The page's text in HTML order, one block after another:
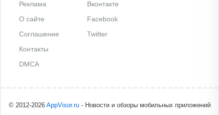
Реклама
О сайте
Соглашение
Контакты
DMCA
Вконтакте
Facebook
Twitter
© 2012-2026 AppVisor.ru- Новости и обзоры мобильных приложений